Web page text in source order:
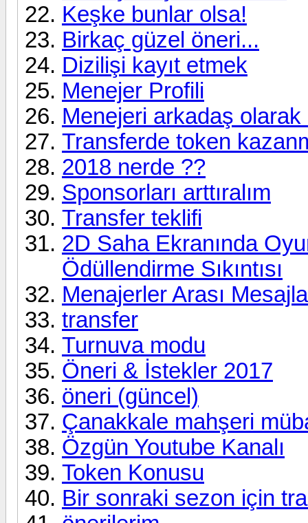
Keşke bunlar olsa!
Birkaç güzel öneri...
Dizilişi kayıt etmek
Menejer Profili
Menejeri arkadaş
Transferde token
2018 nerde ??
Sponsorları arttıralım
Transfer teklifi
2D Saha Ekranında
Ödüllendirme Sıkıntısı
Menajerler Arası
transfer
Turnuva modu
Öneri & İstekler 2017
öneri (güncel)
Çanakkale mahşeri
Özgün Youtube Kanalı
Token Konusu
Bir sonraki sezon için